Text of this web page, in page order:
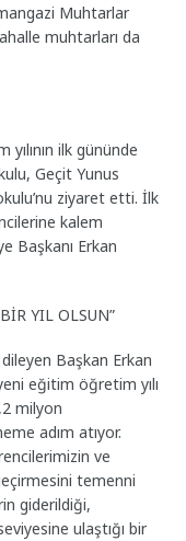
Muhtarlar
muhtarları da
ilk gününde
Geçit Yunus
ziyaret etti. İlk
kalem
Başkanı Erkan
YIL OLSUN”
Başkan Erkan
eğitim öğretim yılı
milyon
adım atıyor.
ve
temenni
giderildiği,
ulaştığı bir